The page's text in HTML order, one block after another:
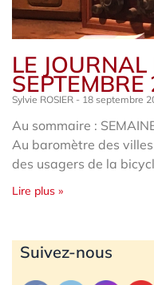
LE
Sylvie ROSIER 18 septembre
Au sommaire :
Au baromètre des
des usagers de la
Lire plus »
Suivez-nous
Archives